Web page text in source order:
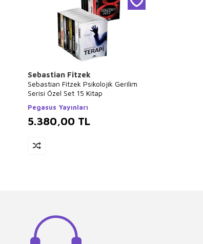
Sebastian Fitzek
Sebastian Fitzek Psikolojik Gerilim
Serisi Özel Set 15 Kitap
Pegasus Yayınları
5.380,00 TL